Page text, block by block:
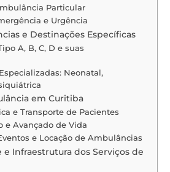
Particular
e Urgência
e Destinações Específicas
A, B, C, D e suas
Neonatal,
em Curitiba
e Transporte de Pacientes
e Avançado de Vida
e Locação de Ambulâncias
Infraestrutura dos Serviços de